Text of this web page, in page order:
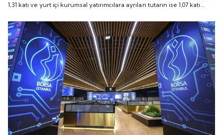
talep geldi. Quick Sigorta, 6 Ağustos 2026 tarihinde
görmeye başlayacak.
1,31 katı ve yurt içi kurumsal yatırımcılara ayrılan tutarın ise 1,07 katı
koduyla Borsa İstanbul'da işlem görmeye başlayacak.